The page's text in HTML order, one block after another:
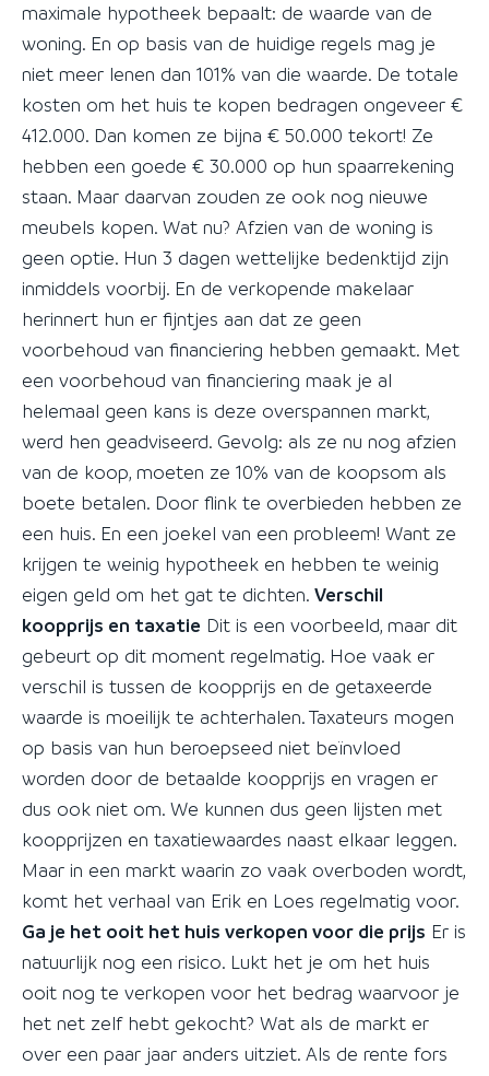
maximale hypotheek bepaalt: de waarde van de
woning. En op basis van de huidige regels mag je
niet meer lenen dan 101% van die waarde. De totale
kosten om het huis te kopen bedragen ongeveer €
412.000. Dan komen ze bijna € 50.000 tekort! Ze
hebben een goede € 30.000 op hun spaarrekening
staan. Maar daarvan zouden ze ook nog nieuwe
meubels kopen. Wat nu? Afzien van de woning is
geen optie. Hun 3 dagen wettelijke bedenktijd zijn
inmiddels voorbij. En de verkopende makelaar
herinnert hun er fijntjes aan dat ze geen
voorbehoud van financiering hebben gemaakt. Met
een voorbehoud van financiering maak je al
helemaal geen kans is deze overspannen markt,
werd hen geadviseerd. Gevolg: als ze nu nog afzien
van de koop, moeten ze 10% van de koopsom als
boete betalen. Door flink te overbieden hebben ze
een huis. En een joekel van een probleem! Want ze
krijgen te weinig hypotheek en hebben te weinig
eigen geld om het gat te dichten. Verschil
koopprijs en taxatie Dit is een voorbeeld, maar dit
gebeurt op dit moment regelmatig. Hoe vaak er
verschil is tussen de koopprijs en de getaxeerde
waarde is moeilijk te achterhalen. Taxateurs mogen
op basis van hun beroepseed niet beïnvloed
worden door de betaalde koopprijs en vragen er
dus ook niet om. We kunnen dus geen lijsten met
koopprijzen en taxatiewaardes naast elkaar leggen.
Maar in een markt waarin zo vaak overboden wordt,
komt het verhaal van Erik en Loes regelmatig voor.
Ga je het ooit het huis verkopen voor die prijs Er is
natuurlijk nog een risico. Lukt het je om het huis
ooit nog te verkopen voor het bedrag waarvoor je
het net zelf hebt gekocht? Wat als de markt er
over een paar jaar anders uitziet. Als de rente fors